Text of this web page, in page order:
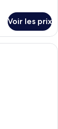
Voir les prix